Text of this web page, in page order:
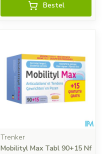
Bestel
Trenker
Mobilityl Max Tabl 90+15 Nf